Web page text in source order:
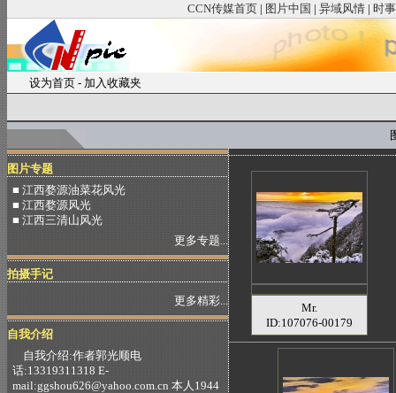
CCN传媒首页 | 图片中国 | 异域风情 | 时
设为首页 - 加入收藏夹
图片专题
■ 江西婺源油菜花风光
■ 江西婺源风光
■ 江西三清山风光
更多专题...
拍摄手记
更多精彩...
自我介绍
自我介绍:作者郭光顺电
话:13319311318 E-
mail:ggshou626@yahoo.com.cn 本人1944
Mr.
ID:107076-00179